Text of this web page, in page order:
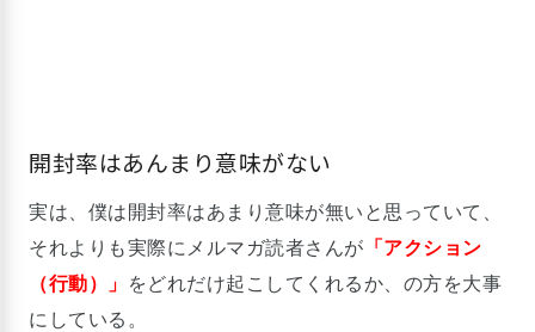
開封率はあんまり意味がない
実は、僕は開封率はあまり意味が無いと思っていて、
それよりも実際にメルマガ読者さんが 「アクション
（行動）」
をどれだけ起こしてくれるか、の方を大事
にしている。